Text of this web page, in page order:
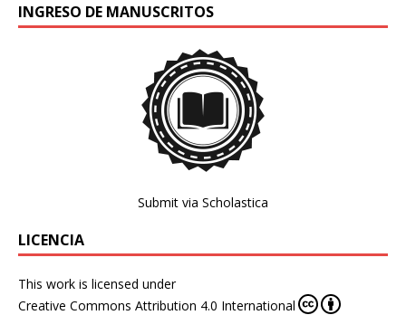
INGRESO DE MANUSCRITOS
Submit via Scholastica
LICENCIA
This work is licensed under
Creative Commons Attribution 4.0 International